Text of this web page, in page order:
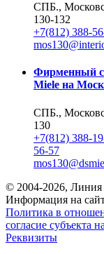
СПБ.,
130-132
+7(812) 388-
Фирменный
Miele на
СПБ.,
130
+7(812) 388-
56-57
© 2004-2026, Линия
Информация на
Политика в
согласие субъекта
Реквизиты